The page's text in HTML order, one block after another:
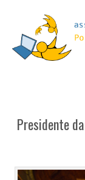
Presidente